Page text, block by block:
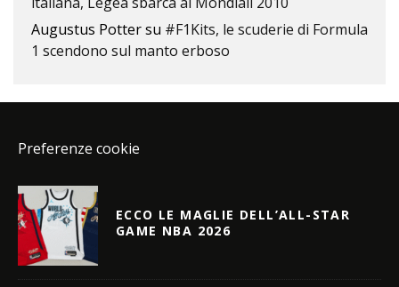
Augustus Pottersu #F1Kits, le scuderie di Formula
1 scendono sul manto erboso
Preferenze cookie
ECCO LE MAGLIE DELL’ALL-STAR
GAME NBA 2026